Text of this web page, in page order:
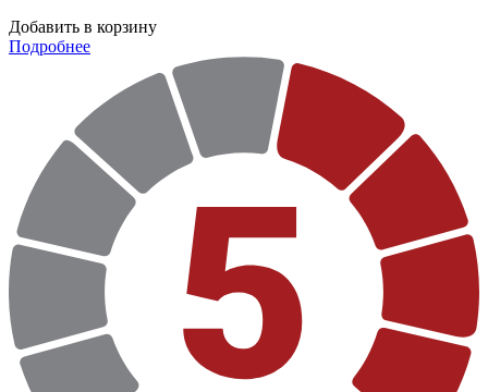
Добавить в корзину
Подробнее